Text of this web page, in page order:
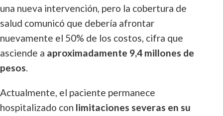
una nueva intervención, pero la cobertura de
salud comunicó que debería afrontar
nuevamente el 50% de los costos, cifra que
asciende a aproximadamente 9,4 millones de
pesos.
Actualmente, el paciente permanece
hospitalizado con limitaciones severas en su